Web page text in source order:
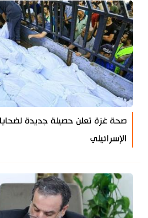
صحة غزة تعلن حصيلة جديدة
الإسرائيلي